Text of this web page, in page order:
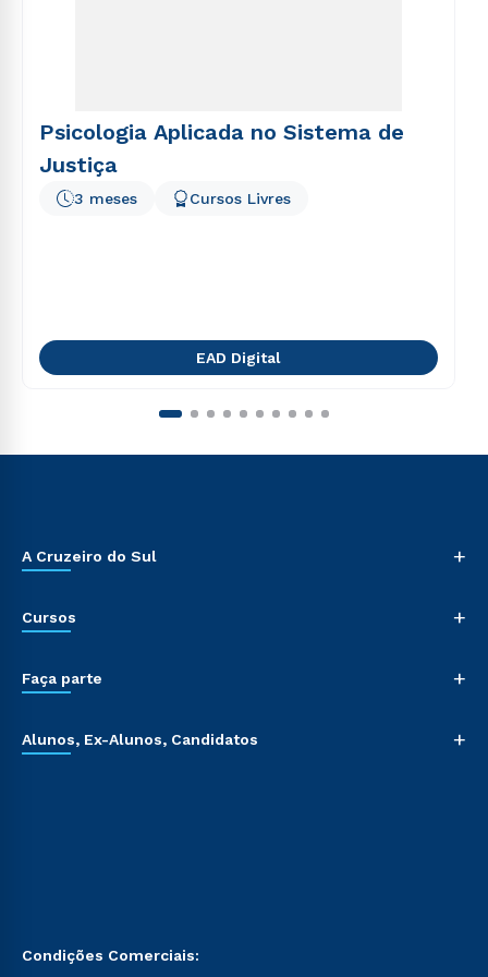
Psicologia Aplicada no Sistema de
Justiça
3 meses Cursos Livres
EAD Digital
A Cruzeiro do Sul +
Cursos +
Faça parte +
Alunos, Ex-Alunos, Candidatos +
Condições Comerciais: